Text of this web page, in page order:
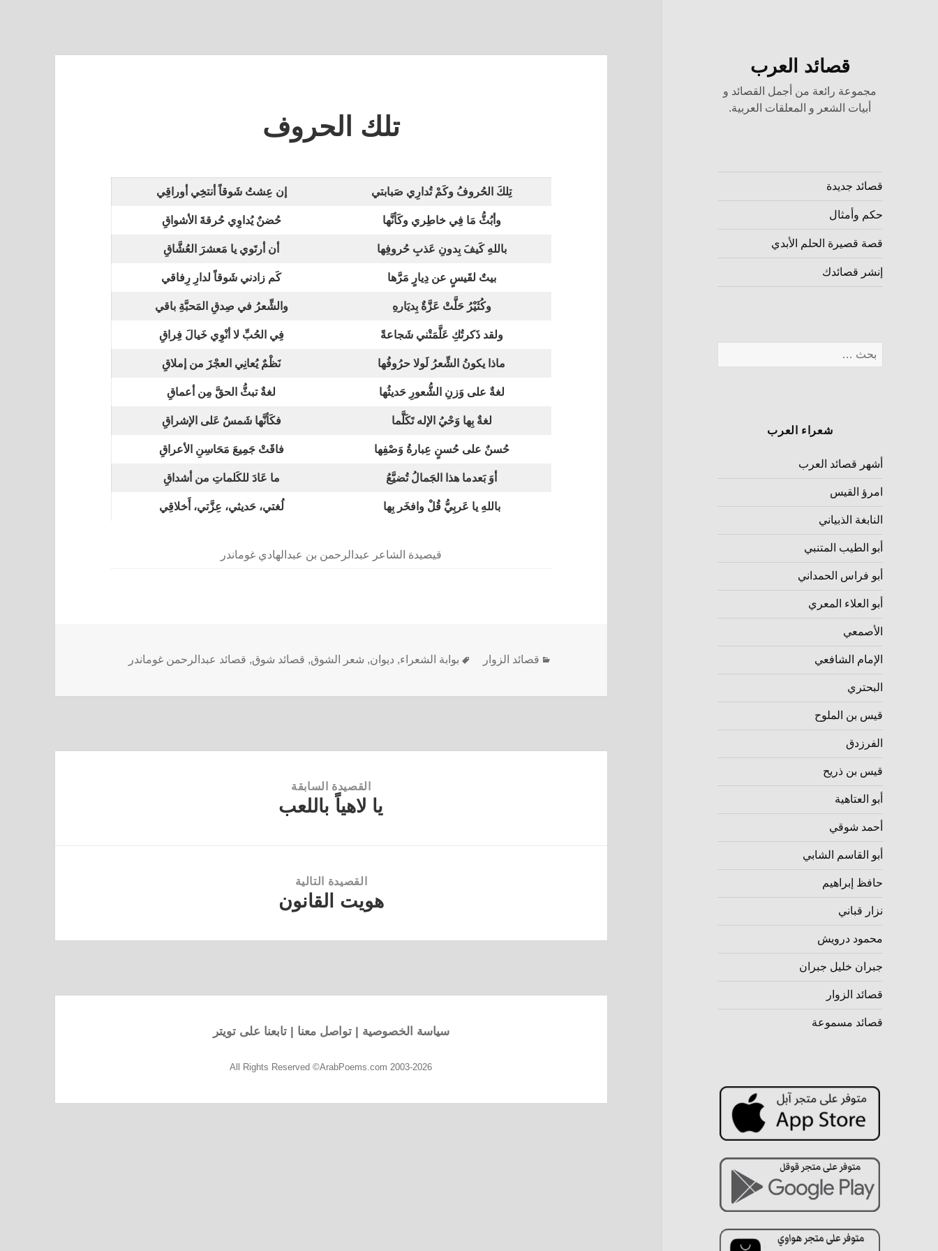
قصائد العرب
مجموعة رائعة من أجمل القصائد و
أبيات الشعر و المعلقات العربية.
قصائد جديدة
حكم وأمثال
قصة قصيرة الحلم الأبدي
إنشر قصائدك
شعراء العرب
أشهر قصائد العرب
امرؤ القيس
النابغة الذبياني
أبو الطيب المتنبي
أبو فراس الحمداني
أبو العلاء المعري
الأصمعي
الإمام الشافعي
البحتري
قيس بن الملوح
الفرزدق
قيس بن ذريح
أبو العتاهية
أحمد شوقي
أبو القاسم الشابي
حافظ إبراهيم
نزار قباني
محمود درويش
جبران خليل جبران
قصائد الزوار
قصائد مسموعة
تلك الحروف
تِلكَ الحُروفُ وكَمْ تُدارِي صَبابتي إن عِشتُ شَوقاً أنتخِي أوراقِي
وأبُثُّ مَا فِي خاطِري وكَأنَّها حُضنٌ يُداوِي حُرقةَ الأشواقِ
باللهِ كَيفَ بِدونِ عَذبِ حُروفِها أن أرتَوي يا مَعشرَ العُشَّاقِ
بيتٌ لقَيسٍ عن دِيارٍ مَرَّها كَم زادني شَوقاً لدارِ رِفاقي
وكُثَيْرُ حَلَّتْ عَزَّةٌ بِديَارهِ والشِّعرُ في صِدقِ المَحبَّةِ باقي
ولقد ذَكرتُكِ عَلَّمَتْني شَجاعةً فِي الحُبِّ لا أنْوِي خَيالَ فِراقِ
ماذا يكونُ الشِّعرُ لَولا حرُوفُها نَظْمٌ يُعانِي العجْزَ من إملاقِ
لغةٌ على وَزنِ الشُّعورِ حَديثُها لغةٌ تبثُّ الحقَّ مِن أعماقِ
لغةٌ بِها وَحْيُ الإله تَكَلَّما فكَأنَّها شَمسٌ عَلى الإشراقِ
حُسنٌ على حُسنٍ عِبارةُ وَصْفِها فاقَتْ جَمِيعَ مَحَاسِنِ الأعراقِ
أوَ بَعدما هذا الجَمالُ تُضيَّعُ ما عَادَ للكَلماتِ من أشداقِ
باللهِ يا عَربِيُّ قُلْ وافخَر بِها لُغتي، حَديثي، عِزَّتي، أَخلاقِي
قيصيدة الشاعر عبدالرحمن بن عبدالهادي غوماندر
قصائد الزوار بوابة الشعراء, ديوان, شعر الشوق, قصائد شوق, قصائد عبدالرحمن غوماندر
القصيدة السابقة
يا لاهياً باللعب
القصيدة التالية
هويت القانون
سياسة الخصوصية |تواصل معنا |تابعنا على تويتر
All Rights Reserved ©ArabPoems.com 2003-2026